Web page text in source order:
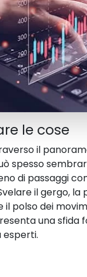
le cose
il
spesso
di passaggi
il gergo, la
il polso dei
una sfida
esperti.